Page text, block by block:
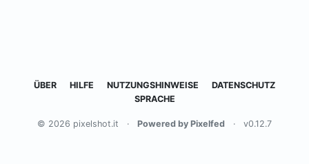
ÜBER HILFE NUTZUNGSHINWEISE
DATENSCHUTZ
SPRACHE
© 2026 pixelshot.it · Powered by Pixelfed · v0.12.7